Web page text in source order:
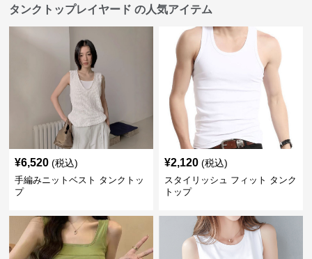
タンクトップレイヤード の人気アイテム
¥6,520 (税込)
手編みニットベスト タンクトッ
プ
¥2,120 (税込)
スタイリッシュ フィット タンク
トップ